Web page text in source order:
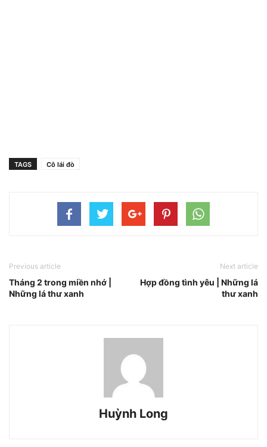
TAGS Cô lái đò
Previous article
Tháng 2 trong miền nhớ |
Những lá thư xanh
Next article
Hợp đồng tình yêu | Những lá
thư xanh
Huỳnh Long